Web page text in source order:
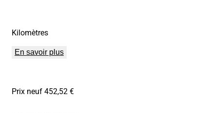
Kilomètres
En savoir plus
Prix neuf 452,52 €